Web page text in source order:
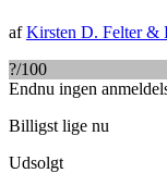
afKirsten D. Felter&
?/100
Endnu ingen
Billigst lige nu
Udsolgt